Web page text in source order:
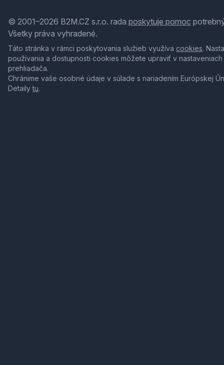
© 2001–2026 B2M.CZ s.r.o. rada poskytuje pomoc
Všetky práva vyhradené.
Táto stránka v rámci poskytovania služieb využíva cookies.
používania a dostupnosti cookies môžete upraviť v nastaveniach
prehliadača.
Chránime vaše osobné údaje v súlade s nariadením Európskej
Detailytu.